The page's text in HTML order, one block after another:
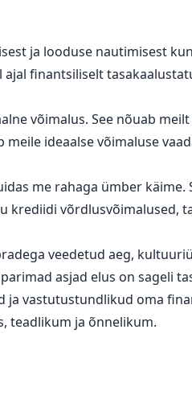
ja looduse nautimisest
ajal finantsiliselt
võimalus. See nõuab
ideaalse võimaluse
me rahaga ümber
võrdlusvõimalused,
veedetud aeg,
asjad elus on sageli
vastutustundlikud oma
teadlikum ja õnnelikum.